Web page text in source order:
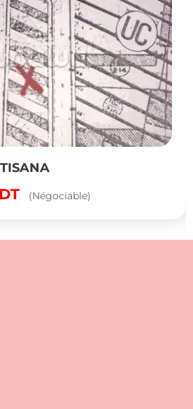
DT (Négociable)